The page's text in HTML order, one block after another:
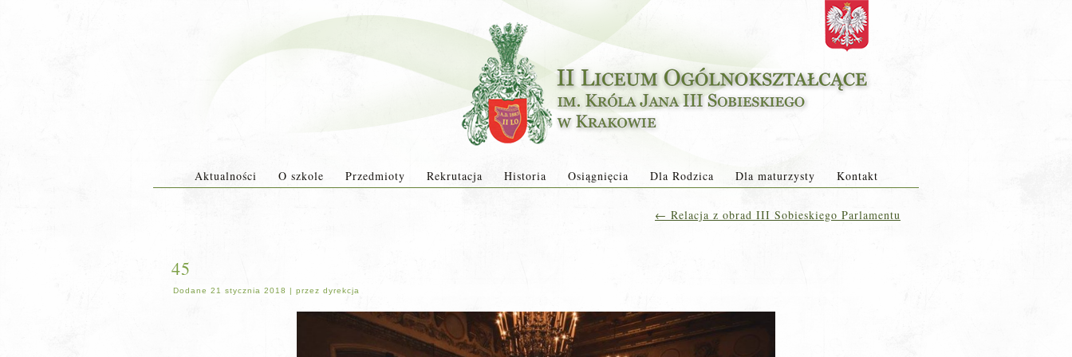
Aktualności O szkole Przedmioty Rekrutacja Historia Osiągnięcia Dla Rodzica Dla maturzysty Kontakt
← Relacja z obrad III Sobieskiego Parlamentu
45
Dodane 21 stycznia 2018 | przez dyrekcja